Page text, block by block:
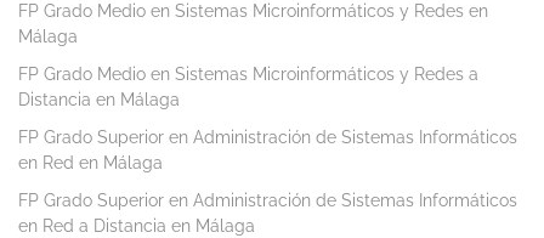
FP Grado Medio en Sistemas Microinformáticos y Redes en
Málaga
FP Grado Medio en Sistemas Microinformáticos y Redes a
Distancia en Málaga
FP Grado Superior en Administración de Sistemas Informáticos
en Red en Málaga
FP Grado Superior en Administración de Sistemas Informáticos
en Red a Distancia en Málaga